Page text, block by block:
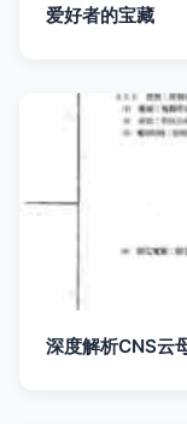
爱好者的宝藏
深度解析CNS云